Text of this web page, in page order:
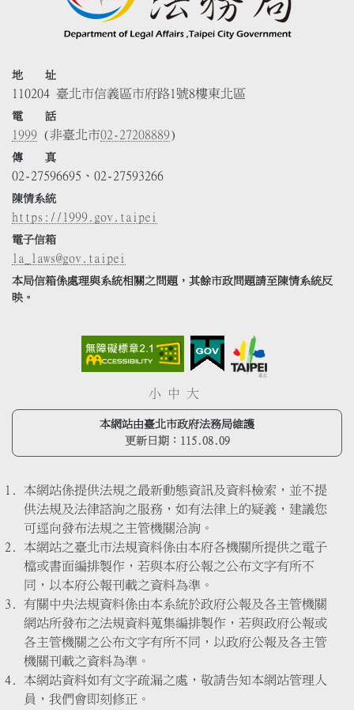
地 址
110204 臺北市信義區市府路1號8樓東北區
電 話
1999 (非臺北市02-27208889)
傳 真
02-27596695、02-27593266
陳情系統
https://1999.gov.taipei
電子信箱
la_laws@gov.taipei
本局信箱係處理與系統相關之問題，其餘市政問題請至陳情系統反
映。
小 中 大
本網站由臺北市政府法務局維護
更新日期： 115.08.09
本網站係提供法規之最新動態資訊及資料檢索，並不提
供法規及法律諮詢之服務，如有法律上的疑義，建議您
可逕向發布法規之主管機關洽詢。
本網站之臺北市法規資料係由本府各機關所提供之電子
檔或書面編排製作，若與本府公報之公布文字有所不
同，以本府公報刊載之資料為準。
有關中央法規資料係由本系統於政府公報及各主管機關
網站所發布之法規資料蒐集編排製作，若與政府公報或
各主管機關之公布文字有所不同，以政府公報及各主管
機關刊載之資料為準。
本網站資料如有文字疏漏之處，敬請告知本網站管理人
員，我們會即刻修正。